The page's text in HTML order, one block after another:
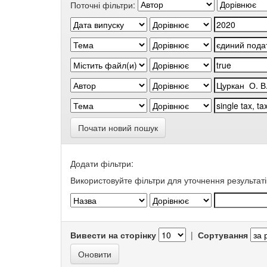
Поточні фільтри:
Почати новий пошук
Додати фільтри:
Використовуйте фільтри для уточнення
Вивести на сторінку | Сортування